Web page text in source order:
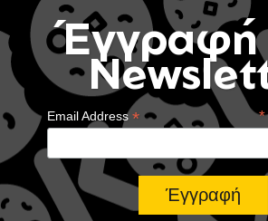
Έγγραφή
*
Email Address*